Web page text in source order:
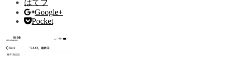
はてブ
Google+
Pocket